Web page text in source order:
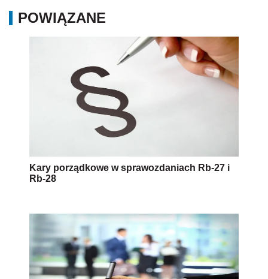
POWIĄZANE
Kary porządkowe w sprawozdaniach Rb-27 i
Rb-28